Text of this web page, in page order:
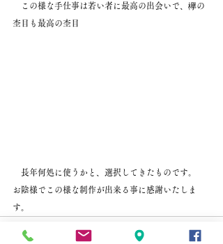
この様な手仕事は若い者に最高の出会いで、欅の
杢目も最高の杢目
長年何処に使うかと、選択してきたものです。
お陰様でこの様な制作が出来る事に感謝いたしま
す。